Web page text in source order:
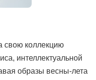
свою коллекцию
интеллектуальной
образы весны-лета